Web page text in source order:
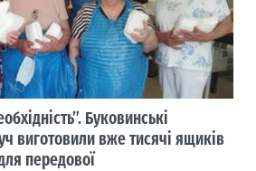
Буковинські
виготовили вже тисячі ящиків
передової